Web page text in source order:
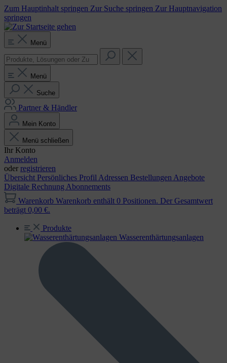
Zum Hauptinhalt springen Zur Suche springen Zur Hauptnavigation
springen
Menü
Menü
Suche
Partner & Händler
Mein Konto
Menü schließen
Ihr Konto
Anmelden
oder registrieren
Übersicht Persönliches Profil Adressen Bestellungen Angebote
Digitale Rechnung Abonnements
Warenkorb Warenkorb enthält 0 Positionen. Der Gesamtwert
beträgt 0,00 €.
Produkte
Wasser­enthärtungs­anlagen